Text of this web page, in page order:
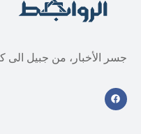
جسر الأخبار، من جبيل الى